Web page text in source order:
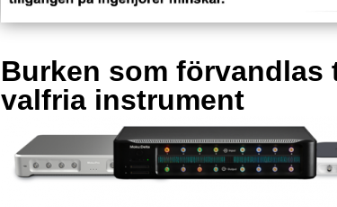
Burken som förvandlas
valfria instrument